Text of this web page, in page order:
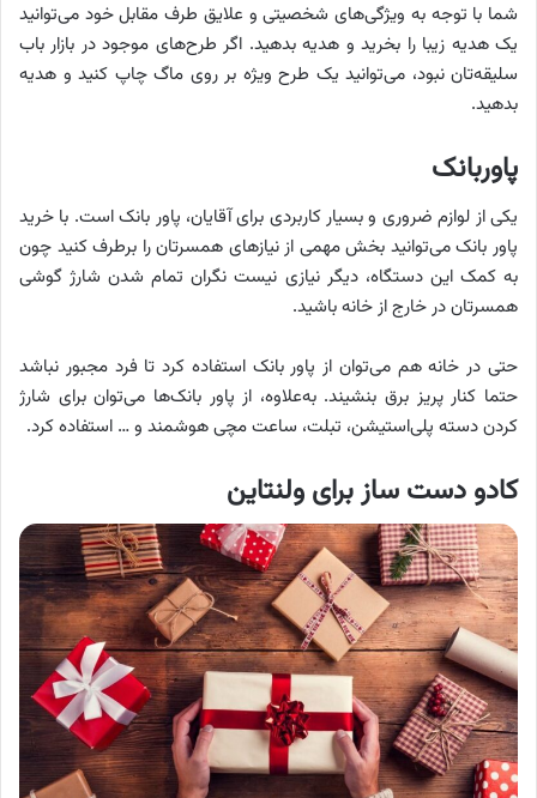
شما با توجه به ویژگی‌های شخصیتی و علایق طرف مقابل خود می‌توانید
یک هدیه زیبا را بخرید و هدیه بدهید. اگر طرح‌های موجود در بازار باب
سلیقه‌‌تان نبود، می‌توانید یک طرح ویژه بر روی ماگ چاپ کنید و هدیه
بدهید.
پاوربانک
یکی از لوازم ضروری و بسیار کاربردی برای آقایان، پاور بانک است. با خرید
پاور بانک می‌توانید بخش مهمی از نیازهای همسرتان را برطرف کنید چون
به کمک این دستگاه، دیگر نیازی نیست نگران تمام شدن شارژ گوشی
همسرتان در خارج از خانه باشید.
حتی در خانه هم می‌توان از پاور بانک استفاده کرد تا فرد مجبور نباشد
حتما کنار پریز برق بنشیند. به‌علاوه، از پاور بانک‌ها می‌توان برای شارژ
کردن دسته‌ پلی‌استیشن، تبلت، ساعت مچی هوشمند و … استفاده کرد.
کادو دست ساز برای ولنتاین